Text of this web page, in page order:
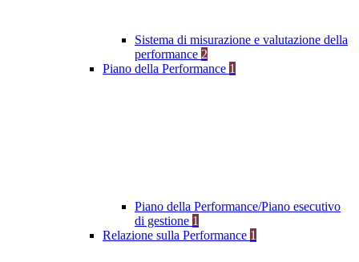
Sistema di misurazione e valutazione della
performance 2
Piano della Performance 1
Piano della Performance/Piano esecutivo
di gestione 1
Relazione sulla Performance 1